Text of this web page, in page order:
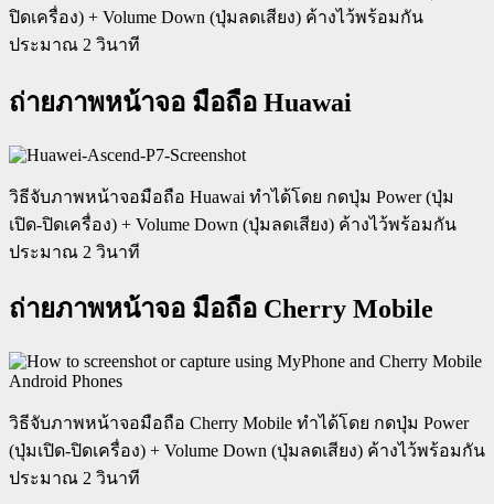
ปิดเครื่อง) + Volume Down (ปุ่มลดเสียง) ค้างไว้พร้อมกัน
ประมาณ 2 วินาที
ถ่ายภาพหน้าจอ มือถือ Huawai
วิธีจับภาพหน้าจอมือถือ Huawai ทำได้โดย กดปุ่ม Power (ปุ่ม
เปิด-ปิดเครื่อง) + Volume Down (ปุ่มลดเสียง) ค้างไว้พร้อมกัน
ประมาณ 2 วินาที
ถ่ายภาพหน้าจอ มือถือ Cherry Mobile
วิธีจับภาพหน้าจอมือถือ Cherry Mobile ทำได้โดย กดปุ่ม Power
(ปุ่มเปิด-ปิดเครื่อง) + Volume Down (ปุ่มลดเสียง) ค้างไว้พร้อมกัน
ประมาณ 2 วินาที